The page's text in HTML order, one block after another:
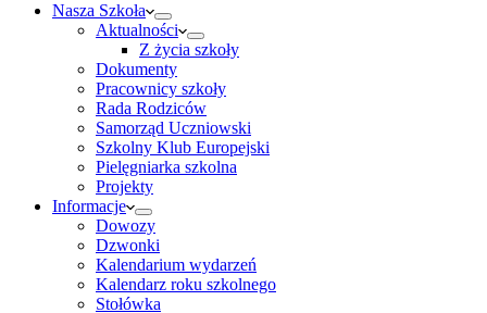
Nasza Szkoła
Aktualności
Z życia szkoły
Dokumenty
Pracownicy szkoły
Rada Rodziców
Samorząd Uczniowski
Szkolny Klub Europejski
Pielęgniarka szkolna
Projekty
Informacje
Dowozy
Dzwonki
Kalendarium wydarzeń
Kalendarz roku szkolnego
Stołówka